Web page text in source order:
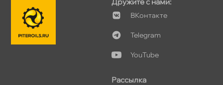
Контакте
Telegram
YouTube
Рассылка